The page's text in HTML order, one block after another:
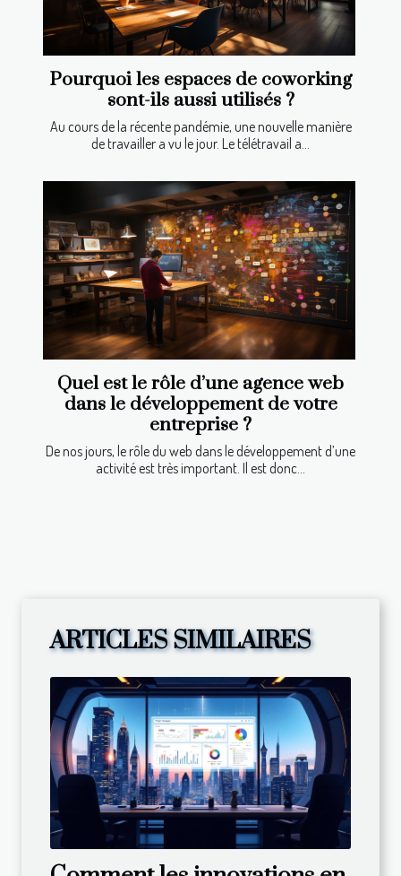
Pourquoi les espaces de coworking
sont-ils aussi utilisés ?
Au cours de la récente pandémie, une nouvelle manière
de travailler a vu le jour. Le télétravail a...
Quel est le rôle d’une agence web
dans le développement de votre
entreprise ?
De nos jours, le rôle du web dans le développement d’une
activité est très important. Il est donc...
ARTICLES SIMILAIRES